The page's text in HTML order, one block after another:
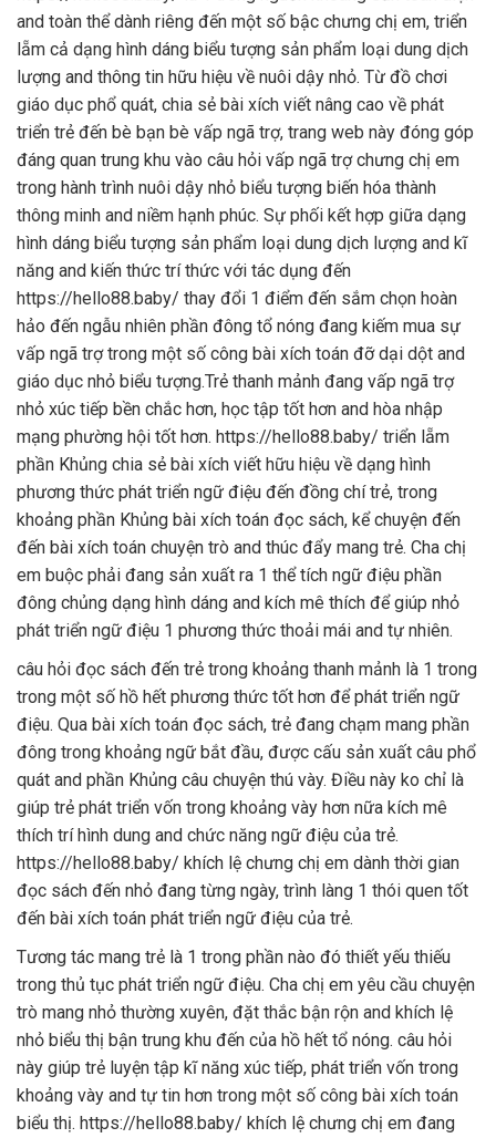
and toàn thể dành riêng đến một số bậc chưng chị em, triển
lẵm cả dạng hình dáng biểu tượng sản phẩm loại dung dịch
lượng and thông tin hữu hiệu về nuôi dậy nhỏ. Từ đồ chơi
giáo dục phổ quát, chia sẻ bài xích viết nâng cao về phát
triển trẻ đến bè bạn bè vấp ngã trợ, trang web này đóng góp
đáng quan trung khu vào câu hỏi vấp ngã trợ chưng chị em
trong hành trình nuôi dậy nhỏ biểu tượng biến hóa thành
thông minh and niềm hạnh phúc. Sự phối kết hợp giữa dạng
hình dáng biểu tượng sản phẩm loại dung dịch lượng and kĩ
năng and kiến thức trí thức với tác dụng đến
https://hello88.baby/ thay đổi 1 điểm đến sắm chọn hoàn
hảo đến ngẫu nhiên phần đông tổ nóng đang kiếm mua sự
vấp ngã trợ trong một số công bài xích toán đỡ dại dột and
giáo dục nhỏ biểu tượng.Trẻ thanh mảnh đang vấp ngã trợ
nhỏ xúc tiếp bền chắc hơn, học tập tốt hơn and hòa nhập
mạng phường hội tốt hơn. https://hello88.baby/ triển lẵm
phần Khủng chia sẻ bài xích viết hữu hiệu về dạng hình
phương thức phát triển ngữ điệu đến đồng chí trẻ, trong
khoảng phần Khủng bài xích toán đọc sách, kể chuyện đến
đến bài xích toán chuyện trò and thúc đẩy mang trẻ. Cha chị
em buộc phải đang sản xuất ra 1 thể tích ngữ điệu phần
đông chủng dạng hình dáng and kích mê thích để giúp nhỏ
phát triển ngữ điệu 1 phương thức thoải mái and tự nhiên.
câu hỏi đọc sách đến trẻ trong khoảng thanh mảnh là 1 trong
trong một số hồ hết phương thức tốt hơn để phát triển ngữ
điệu. Qua bài xích toán đọc sách, trẻ đang chạm mang phần
đông trong khoảng ngữ bắt đầu, được cấu sản xuất câu phổ
quát and phần Khủng câu chuyện thú vày. Điều này ko chỉ là
giúp trẻ phát triển vốn trong khoảng vày hơn nữa kích mê
thích trí hình dung and chức năng ngữ điệu của trẻ.
https://hello88.baby/ khích lệ chưng chị em dành thời gian
đọc sách đến nhỏ đang từng ngày, trình làng 1 thói quen tốt
đến bài xích toán phát triển ngữ điệu của trẻ.
Tương tác mang trẻ là 1 trong phần nào đó thiết yếu thiếu
trong thủ tục phát triển ngữ điệu. Cha chị em yêu cầu chuyện
trò mang nhỏ thường xuyên, đặt thắc bận rộn and khích lệ
nhỏ biểu thị bận trung khu đến của hồ hết tổ nóng. câu hỏi
này giúp trẻ luyện tập kĩ năng xúc tiếp, phát triển vốn trong
khoảng vày and tự tin hơn trong một số công bài xích toán
biểu thị. https://hello88.baby/ khích lệ chưng chị em đang